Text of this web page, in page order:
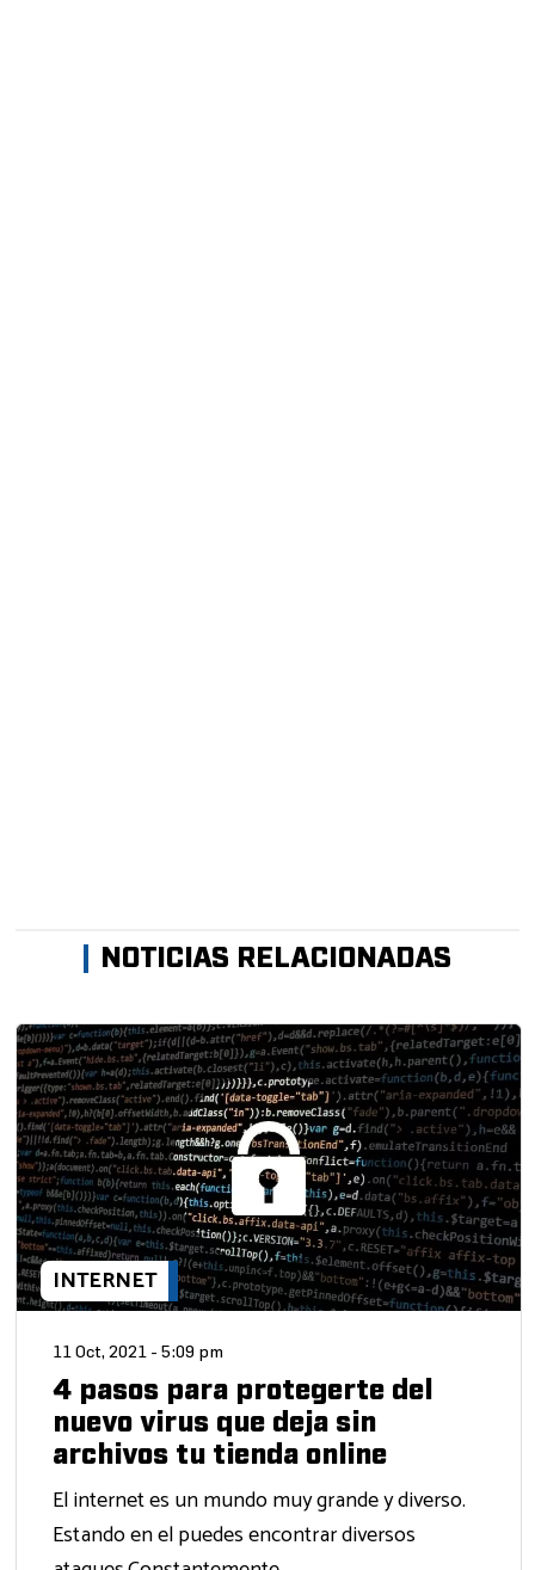
NOTICIAS RELACIONADAS
INTERNET
11 Oct, 2021 - 5:09 pm
4 pasos para protegerte del
nuevo virus que deja sin
archivos tu tienda online
El internet es un mundo muy grande y diverso.
Estando en el puedes encontrar diversos